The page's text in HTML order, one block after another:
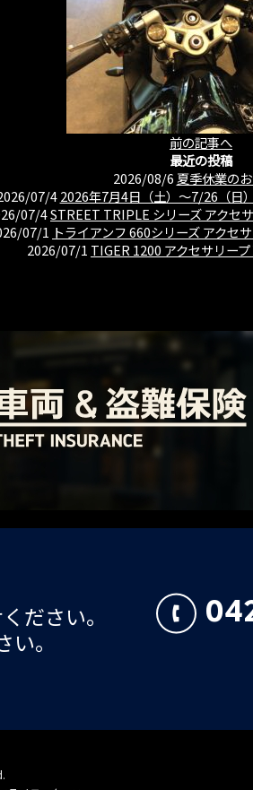
前の記事へ
最近の投稿
2026/08/6 夏季休業の
07/4 2026年7月4日（土）〜7/26（日
07/4STREET TRIPLE シリーズ アクセ
07/1 トライアンフ 660シリーズ アクセ
2026/07/1 TIGER 1200 アクセサリー
ださい。
。